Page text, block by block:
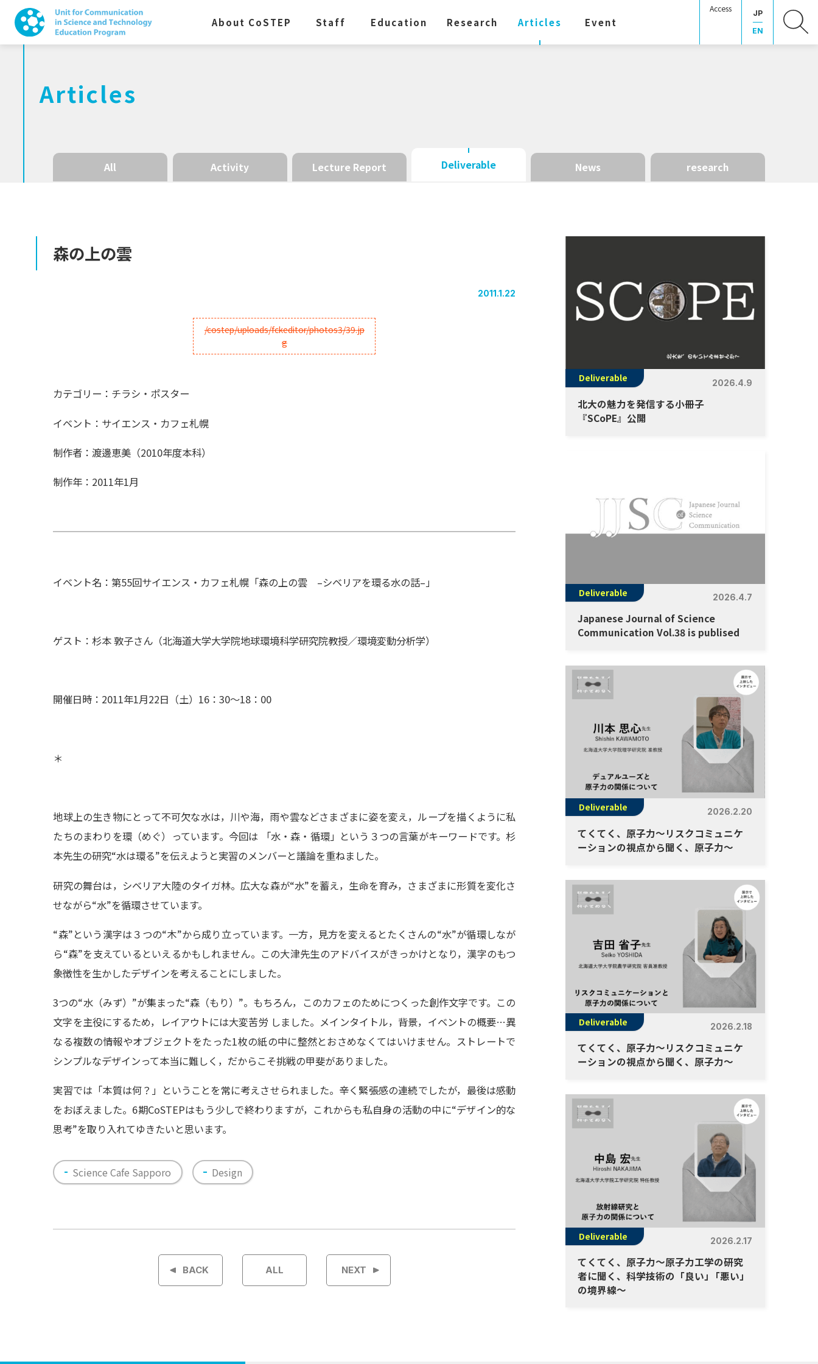
About CoSTEP Staff Education Research Articles Event
Access
JP
EN
Articles
All Activity Lecture Report Deliverable News research
森の上の雲
2011.1.22
カテゴリー：チラシ・ポスター
イベント：サイエンス・カフェ札幌
制作者：渡邊恵美（2010年度本科）
制作年：2011年1月
イベント名：第55回サイエンス・カフェ札幌「森の上の雲 –シベリアを環る水の話–」
ゲスト：杉本 敦子さん（北海道大学大学院地球環境科学研究院教授／環境変動分析学）
開催日時：2011年1月22日（土）16：30〜18：00
＊
地球上の生き物にとって不可欠な水は，川や海，雨や雲などさまざまに姿を変え，ループを描くように私
たちのまわりを環（めぐ）っています。今回は 「水・森・循環」という３つの言葉がキーワードです。杉
本先生の研究“水は環る”を伝えようと実習のメンバーと議論を重ねました。
研究の舞台は，シベリア大陸のタイガ林。広大な森が“水”を蓄え，生命を育み，さまざまに形質を変化さ
せながら“水”を循環させています。
“森”という漢字は３つの“木”から成り立っています。一方，見方を変えるとたくさんの“水”が循環しなが
ら“森”を支えているといえるかもしれません。この大津先生のアドバイスがきっかけとなり，漢字のもつ
象徴性を生かしたデザインを考えることにしました。
3つの“水（みず）”が集まった“森（もり）”。もちろん，このカフェのためにつくった創作文字です。この
文字を主役にするため，レイアウトには大変苦労 しました。メインタイトル，背景，イベントの概要…異
なる複数の情報やオブジェクトをたった1枚の紙の中に整然とおさめなくてはいけません。ストレートで
シンプルなデザインって本当に難しく，だからこそ挑戦の甲斐がありました。
実習では「本質は何？」ということを常に考えさせられました。辛く緊張感の連続でしたが，最後は感動
をおぼえました。6期CoSTEPはもう少しで終わりますが，これからも私自身の活動の中に“デザイン的な
思考”を取り入れてゆきたいと思います。
Science Cafe Sapporo Design
投
BACK ALL NEXT
Deliverable 2026.4.9
北大の魅力を発信する小冊子
『SCoPE』公開
Deliverable 2026.4.7
Japanese Journal of Science
Communication Vol.38 is publised
Deliverable 2026.2.20
てくてく、原子力～リスクコミュニケ
ーションの視点から聞く、原子力～
Deliverable 2026.2.18
てくてく、原子力～リスクコミュニケ
ーションの視点から聞く、原子力～
Deliverable 2026.2.17
てくてく、原子力～原子力工学の研究
者に聞く、科学技術の「良い」
「悪い」
の境界線～